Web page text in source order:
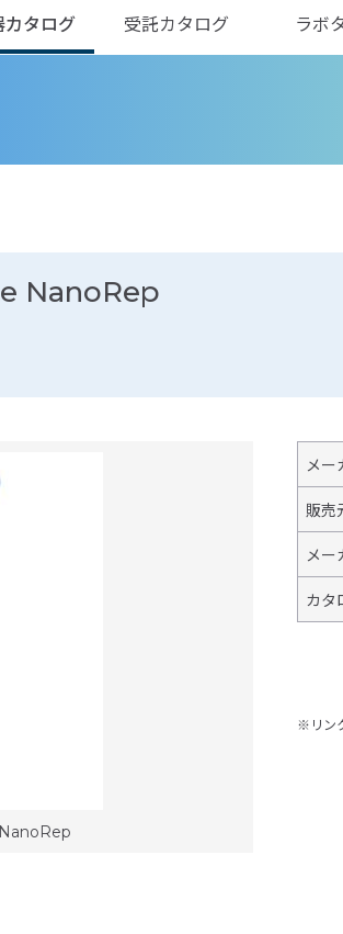
カタログ 受託カタログ ラボ
NanoRep
メー
販売
メー
カタ
※リン